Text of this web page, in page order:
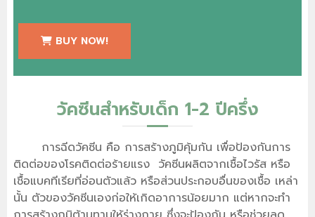
BUY NOW!
วัคซีนสำหรับเด็ก 1-2 ปีครึ่ง
การฉีดวัคซีน คือ การสร้างภูมิคุ้มกัน เพื่อป้องกันการ
ติดต่อของโรคติดต่อร้ายแรง วัคซีนผลิตจากเชื้อไวรัส หรือ
เชื้อแบคทีเรียที่อ่อนตัวแล้ว หรือส่วนประกอบอื่นของเชื้อ เหล่า
นั้น ตัวของวัคซีนเองก่อให้เกิดอาการน้อยมาก แต่หากจะทํา